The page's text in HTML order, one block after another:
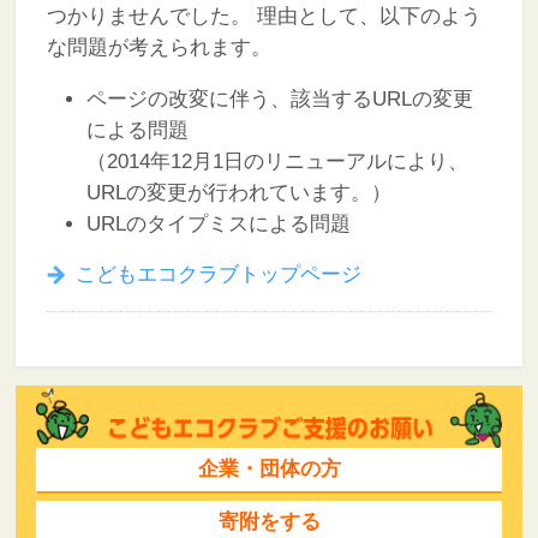
つかりませんでした。
理由として、以下のよう
な問題が考えられます。
ページの改変に伴う、該当するURLの変更
による問題
（2014年12月1日のリニューアルにより、
URLの変更が行われています。）
URLのタイプミスによる問題
こどもエコクラブトップページ
企業・団体の方
寄附をする